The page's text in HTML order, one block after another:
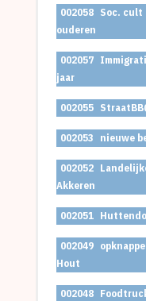
002058 Soc.
ouderen
002057
jaar
002055
002053 nieuwe
002052
Akkeren
002051
002049
Hout
002048